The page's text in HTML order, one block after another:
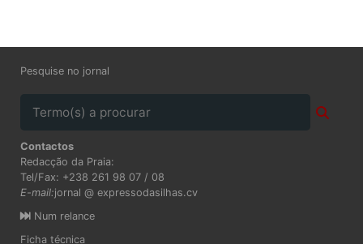
Pesquise no jornal
Contactos
Redacção da Praia:
Tel/Fax: +238 261 98 07 / 08
E-mail:jornal @ expressodasilhas.cv
Num relance
Ficha técnica